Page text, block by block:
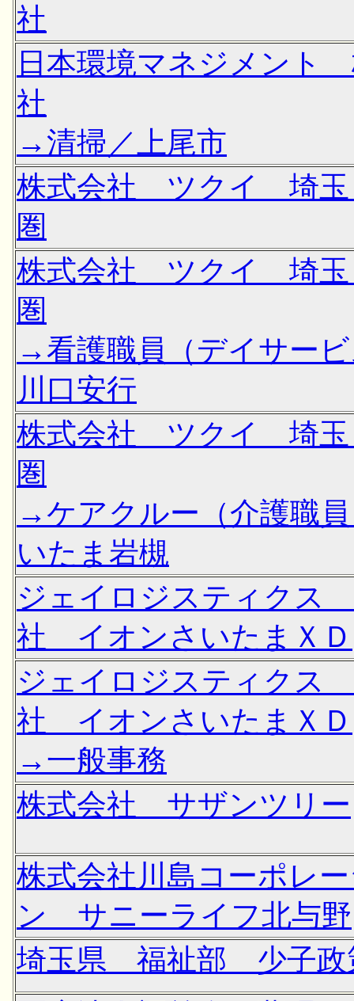
社
日本環境マネジメント
社
→清掃／上尾市
株式会社 ツクイ 埼玉
圏
株式会社 ツクイ 埼玉
圏
→看護職員（デイサー
川口安行
株式会社 ツクイ 埼玉
圏
→ケアクルー（介護職
いたま岩槻
ジェイロジスティクス
社 イオンさいたまＸＤ
ジェイロジスティクス
社 イオンさいたまＸＤ
→一般事務
株式会社 サザンツリー
株式会社川島コーポレ
ン サニーライフ北与野
埼玉県 福祉部 少子政